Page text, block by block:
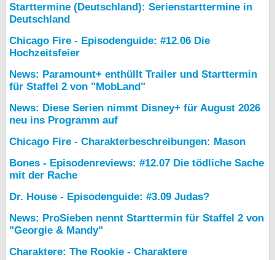
Starttermine (Deutschland): Serienstarttermine in
Deutschland
Chicago Fire - Episodenguide: #12.06 Die
Hochzeitsfeier
News: Paramount+ enthüllt Trailer und Starttermin
für Staffel 2 von "MobLand"
News: Diese Serien nimmt Disney+ für August 2026
neu ins Programm auf
Chicago Fire - Charakterbeschreibungen: Mason
Bones - Episodenreviews: #12.07 Die tödliche Sache
mit der Rache
Dr. House - Episodenguide: #3.09 Judas?
News: ProSieben nennt Starttermin für Staffel 2 von
"Georgie & Mandy"
Charaktere: The Rookie - Charaktere